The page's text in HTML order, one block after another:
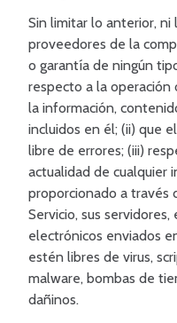
Sin limitar lo anterior, ni
proveedores de la
o garantía de ningún
respecto a la operación
la información,
incluidos en él; (ii) que
libre de errores; (iii)
actualidad de cualquier
proporcionado a través
Servicio, sus
electrónicos enviados
estén libres de virus,
malware, bombas de
dañinos.